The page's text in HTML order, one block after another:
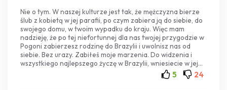
Nie o tym. W naszej kulturze jest tak, że mężczyzna bierze
ślub z kobietą w jej parafii, po czym zabiera ją do siebie, do
swojego domu, w twoim wypadku do kraju. Więc mam
nadzieję, że po tej niefortunnej dla nas twojej przygodzie w
Pogoni zabierzesz rodzinę do Brazylii i uwolnisz nas od
siebie. Bez urazy. Zabiłeś moje marzenia. Do widzenia i
wszystkiego najlepszego życzę w Brazylii, wniesiecie w jej
rozwój na pewno więcej niż w rozwój Polski. Twoja ojczyzna
5 24